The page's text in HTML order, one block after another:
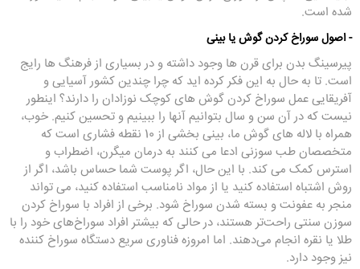
شده است.
- اصول سوراخ کردن گوش یا بینی
پیرسینگ بدن برای قرن ها وجود داشته و در بسیاری از فرهنگ ها رایج
است. تا به حال به این فکر کرده اید که چرا چندین کشور آسیایی و
آفریقایی عمل سوراخ کردن گوش های کوچک نوزادان را دارند؟ اینطور
نیست که در آن سن و سال بتوانیم آنها را ببینیم و تحسین کنیم. خوب،
همراه با لاله های گوش ما، بینی بخشی از 10 نقطه فشاری است که
متخصصان طب سوزنی ادعا می کنند به درمان میگرن، اضطراب و
استرس کمک می کند. با این حال، اگر پوست شما حساس باشد، اگر از
روش اشتباه استفاده کنید یا از مواد نامناسب استفاده کنید، می تواند
منجر به عفونت و بسته شدن سوراخ شود. برخی از افراد با سوراخ کردن
سوزن سنتی راحت‌تر هستند، در حالی که بیشتر افراد سوراخ‌های خود را با
طلا یا نقره انجام می‌دهند. اما امروزه فناوری سریع دستگاه سوراخ کننده
نیز وجود دارد.